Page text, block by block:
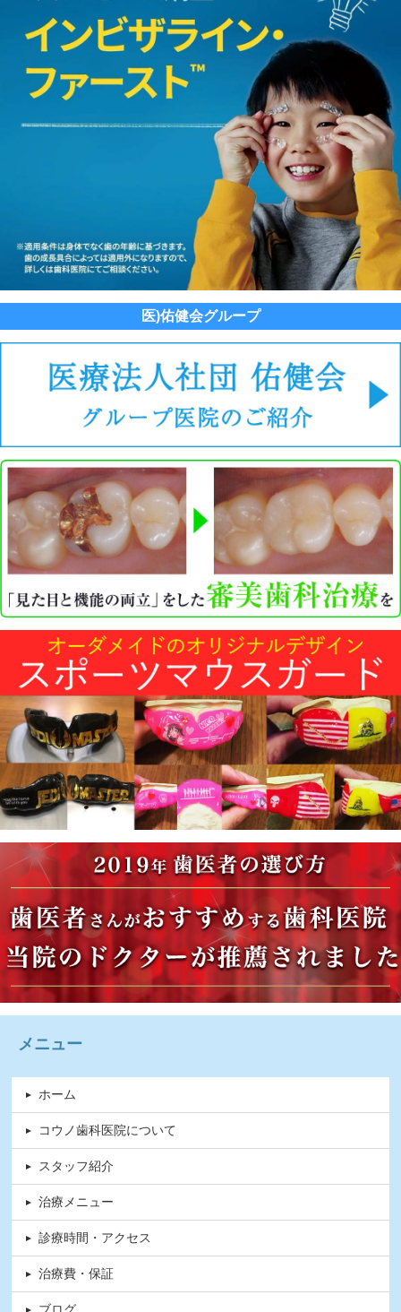
医)佑健会グループ
メニュー
ホーム
コウノ歯科医院について
スタッフ紹介
治療メニュー
診療時間・アクセス
治療費・保証
ブログ